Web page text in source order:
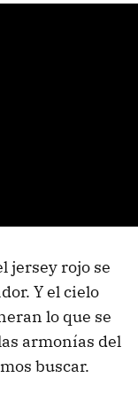
jersey rojo se
Y el cielo
lo que se
armonías del
buscar.